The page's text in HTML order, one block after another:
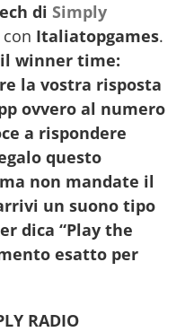
di Simply
Italiatopgames.
il winner time:
la vostra risposta
ovvero al numero
a rispondere
questo
non mandate il
un suono tipo
dica “Play the
esatto per
RADIO